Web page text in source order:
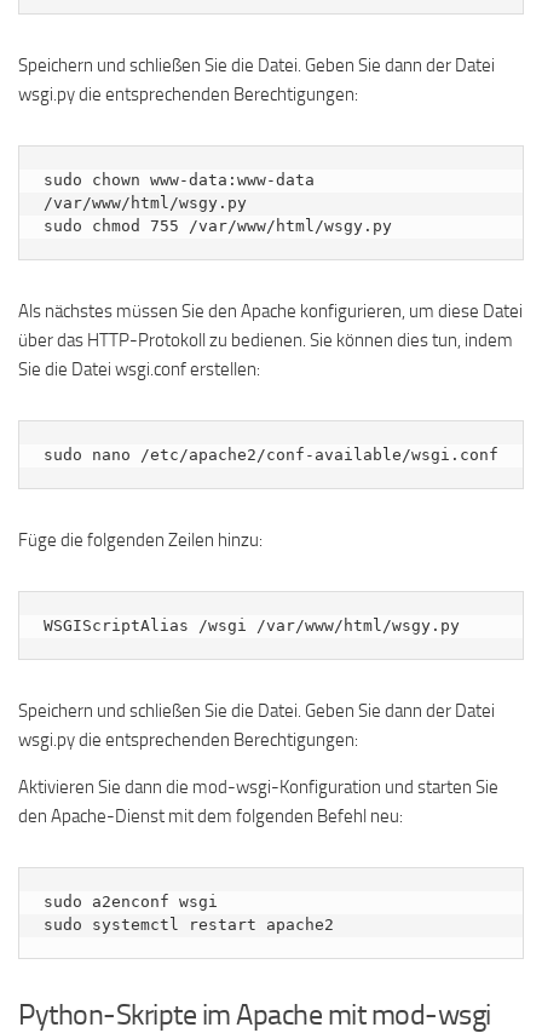
Speichern und schließen Sie die Datei. Geben Sie dann der Datei
wsgi.py die entsprechenden Berechtigungen:
sudo chown www-data:www-data
/var/www/html/wsgy.py
sudo chmod 755 /var/www/html/wsgy.py
Als nächstes müssen Sie den Apache konfigurieren, um diese Datei
über das HTTP-Protokoll zu bedienen. Sie können dies tun, indem
Sie die Datei wsgi.conf erstellen:
sudo nano /etc/apache2/conf-available/wsgi.conf
Füge die folgenden Zeilen hinzu:
Speichern und schließen Sie die Datei. Geben Sie dann der Datei
wsgi.py die entsprechenden Berechtigungen:
Aktivieren Sie dann die mod-wsgi-Konfiguration und starten Sie
den Apache-Dienst mit dem folgenden Befehl neu:
sudo a2enconf wsgi
sudo systemctl restart apache2
Python-Skripte im Apache mit mod-wsgi